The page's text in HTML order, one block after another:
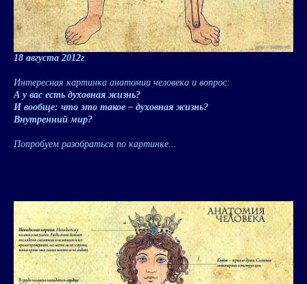
18 августа 2012г.
Интересная картинка анатомии человека и вопрос:
А у вас есть духовная жизнь?
И вообще: что это такое – духовная жизнь?
Внутренний мир?
Попробуем разобраться по картинке...